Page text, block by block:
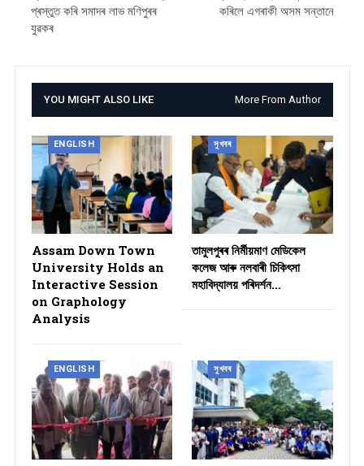
প্ৰস্তুত কৰি সমাদৰ লাভ মণিপুৰৰ
যুৱকৰ
কৰিলে এগৰাকী অসম সন্তানে
YOU MIGHT ALSO LIKE More From Author
ENGLISH
Assam Down Town
University Holds an
Interactive Session
on Graphology
Analysis
সুখবৰ
তামুলপুৰৰ নিৰ্মীয়মাণ মেডিকেল
কলেজ আৰু নলবাৰী চিকিৎসা
মহাবিদ্যালয় পৰিদৰ্শন…
ENGLISH সুখবৰ